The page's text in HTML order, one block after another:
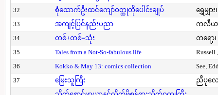
32
စုံထောက်ဦးထင်ကျော်ဝတ္ထုတိုပေါင်းချုပ်
ရွှေမျှား
33
အကျင့်ပြင်နည်းပညာ
ကလီယာ
34
တစ်+တစ်=သုံး
တရော့၊
35
Tales from a Not-So-fabulous life
Russell
36
Kokko & May 13: comics collection
See,
37
မြေးသူကြီး ညီပုလေ